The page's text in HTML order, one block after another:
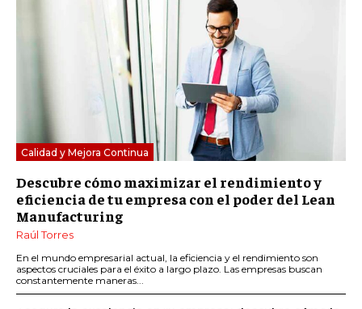
Calidad y Mejora Continua
Descubre cómo maximizar el rendimiento y
eficiencia de tu empresa con el poder del Lean
Manufacturing
Raúl Torres
En el mundo empresarial actual, la eficiencia y el rendimiento son
aspectos cruciales para el éxito a largo plazo. Las empresas buscan
constantemente maneras...